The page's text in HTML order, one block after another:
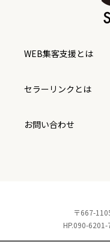
WEB集客支援とは
セラーリンクとは
お問い合わせ
〒667-
HP.090-